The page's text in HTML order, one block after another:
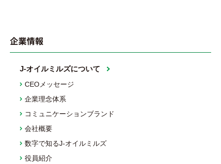
企業情報
J-オイルミルズについて
CEOメッセージ
企業理念体系
コミュニケーションブランド
会社概要
数字で知るJ-オイルミルズ
役員紹介